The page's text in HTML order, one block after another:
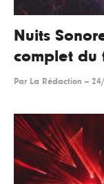
Nuits
complet du
Par La Rédaction --